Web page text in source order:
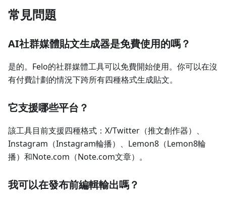
常見問題
AI社群媒體貼文生成器是免費使用的嗎？
是的。Felo的社群媒體工具可以免費開始使用。你可以在沒
有付費計劃的情況下跨所有四種格式生成貼文。
它支援哪些平台？
該工具目前支援四種格式：X/Twitter（推文創作器）、
Instagram（Instagram輪播）、Lemon8（Lemon8輪
播）和Note.com（Note.com文章）。
我可以在發布前編輯輸出嗎？